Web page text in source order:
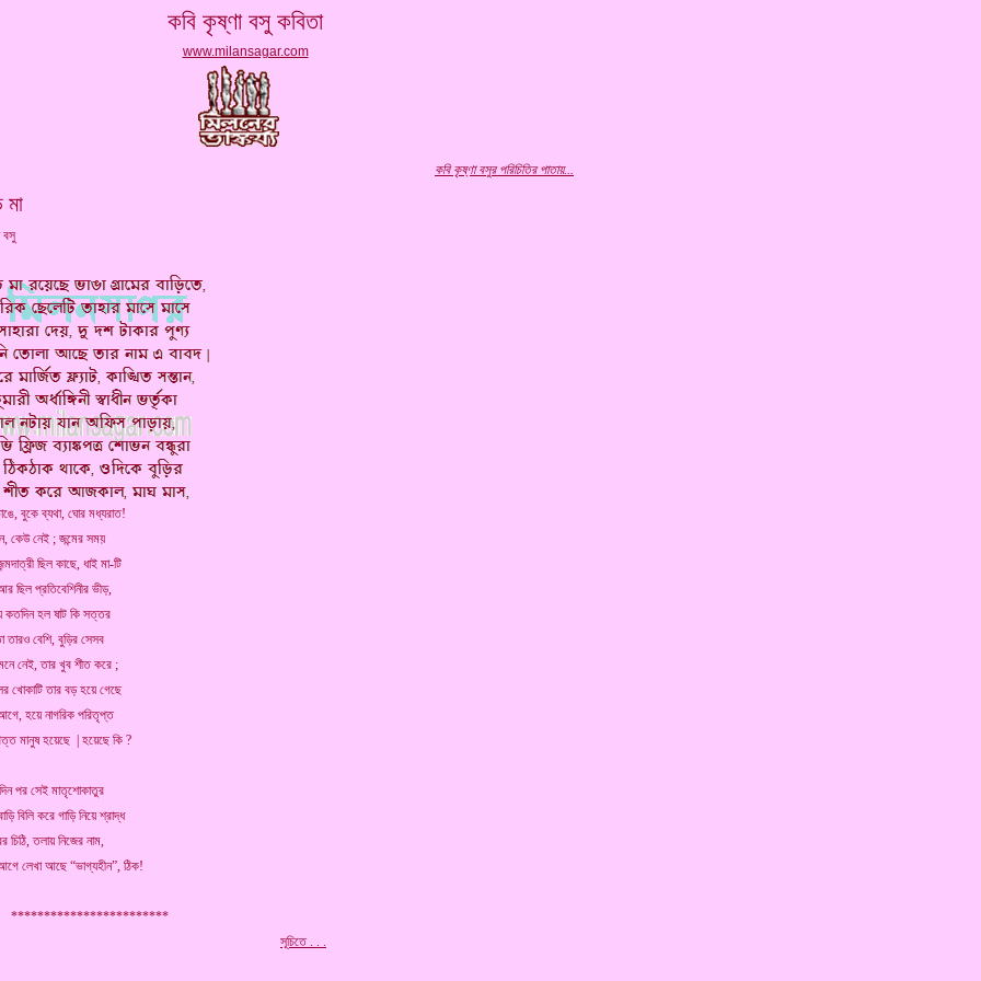
কবি কৃষ্ণা বসু কবিতা
www.milansagar.com
কবিকৃষ্ণা বসুরপরিচিতির পাতায়...
বুকে ব্যথা, ঘোর মধ্যরাত!
কেউ নেই ; জন্মের সময়
ছিল কাছে, ধাই মা-টি
ছিল প্রতিবেশিনীর ভীড়,
কতদিন হল ষাট কি সত্তর
তারও বেশি, বুড়ির সেসব
নেই, তার খুব শীত করে ;
খোকাটি তার বড় হয়ে গেছে
হয়ে নাগরিক পরিতৃপ্ত
মানুষ হয়েছে | হয়েছে কি ?
পর সেই মাতৃশোকাতুর
বিলি করে গাড়ি নিয়ে শ্রাদ্ধ
চিঠি, তলায় নিজের নাম,
লেখা আছে “ভাগ্যহীন”, ঠিক!
সূচিতে . . .
মা
বসু